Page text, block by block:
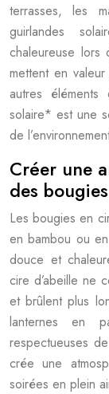
terrasses, les
guirlandes
chaleureuse lors
mettent en
autres
solaire* est une
de
Créer une
des
Les bougies en
en bambou ou
douce et
cire d’abeille ne
et brûlent plus
lanternes en
respectueuses
crée une
soirées en plein